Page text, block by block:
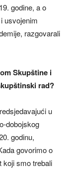
godine, a o
usvojenim
razgovarali
Skupštine i
rad?
u
dobojskog
godinu,
govorimo o
koji smo trebali